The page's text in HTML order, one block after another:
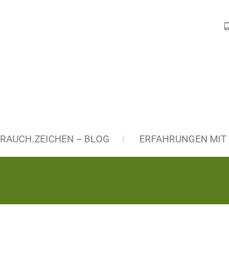
RAUCH.ZEICHEN – BLOG ERFAHRUNGEN MIT